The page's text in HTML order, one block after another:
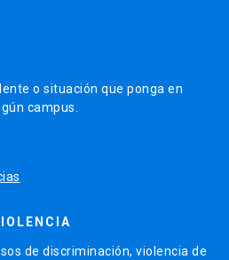
o situación que ponga en
campus.
de discriminación, violencia de